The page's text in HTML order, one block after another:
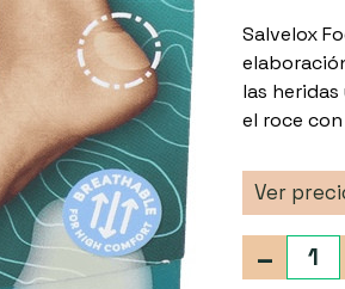
Salvelox
las
el roce
Ver
-